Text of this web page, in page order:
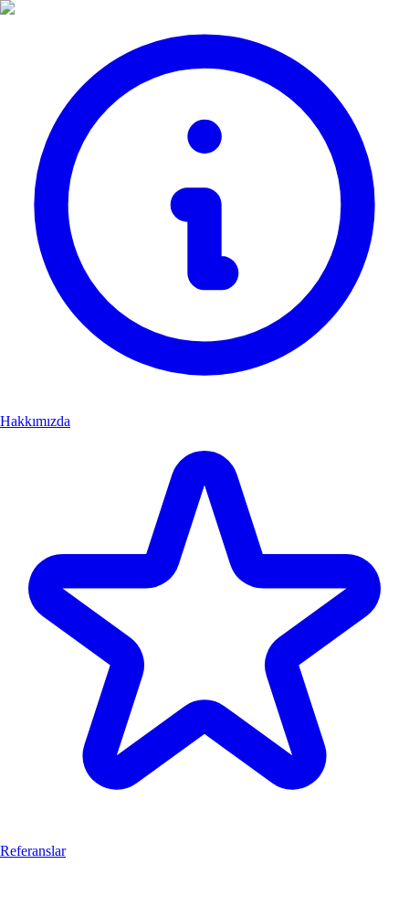
Hakkımızda
Referanslar